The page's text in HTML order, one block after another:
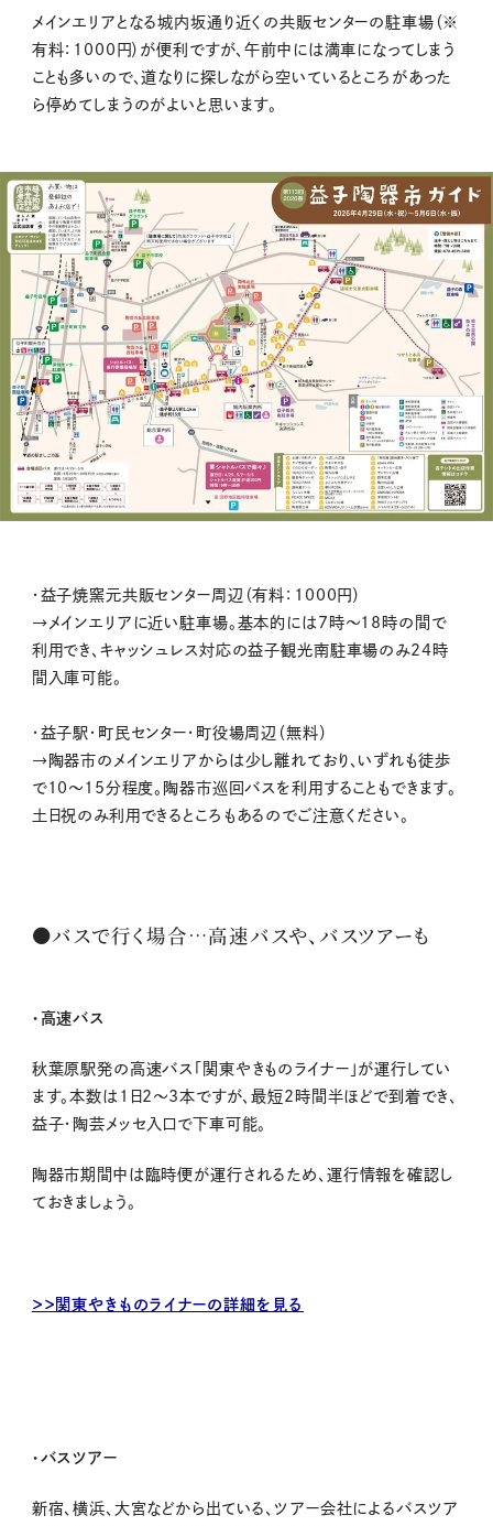
メインエリアとなる城内坂通り近くの共販センターの駐車場（※
有料：1000円）が便利ですが、午前中には満車になってしまう
ことも多いので、道なりに探しながら空いているところがあった
ら停めてしまうのがよいと思います。
・益子焼窯元共販センター周辺（有料：1000円）
→メインエリアに近い駐車場。基本的には7時～18時の間で
利用でき、キャッシュレス対応の益子観光南駐車場のみ24時
間入庫可能。
・益子駅・町民センター・町役場周辺（無料）
→陶器市のメインエリアからは少し離れており、いずれも徒歩
で10～15分程度。陶器市巡回バスを利用することもできます。
土日祝のみ利用できるところもあるのでご注意ください。
●バスで行く場合…高速バスや、バスツアーも
・高速バス
秋葉原駅発の高速バス「関東やきものライナー」が運行してい
ます。本数は1日2～3本ですが、最短2時間半ほどで到着でき、
益子・陶芸メッセ入口で下車可能。
陶器市期間中は臨時便が運行されるため、運行情報を確認し
ておきましょう。
＞＞関東やきものライナーの詳細を見る
・バスツアー
新宿、横浜、大宮などから出ている、ツアー会社によるバスツア